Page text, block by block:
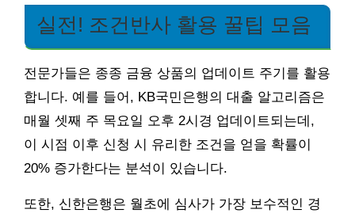
실전! 조건반사 활용 꿀팁 모음
전문가들은 종종 금융 상품의 업데이트 주기를 활용
합니다. 예를 들어, KB국민은행의 대출 알고리즘은
매월 셋째 주 목요일 오후 2시경 업데이트되는데,
이 시점 이후 신청 시 유리한 조건을 얻을 확률이
20% 증가한다는 분석이 있습니다.
또한, 신한은행은 월초에 심사가 가장 보수적인 경